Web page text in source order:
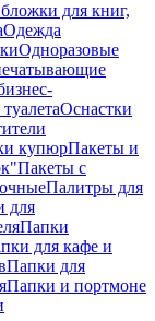
для книг,
Одежда
Одноразовые
Оснастки
купюрПакеты и
Пакеты с
Палитры для
для
Папки
для кафе и
Папки для
Папки и портмоне